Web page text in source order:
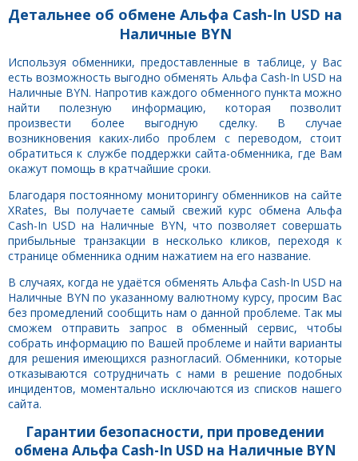
Детальнее об обмене Альфа Cash-In USD на
Наличные BYN
Используя обменники, предоставленные в таблице, у Вас
есть возможность выгодно обменять Альфа Cash-In USD на
Наличные BYN. Напротив каждого обменного пункта можно
найти полезную информацию, которая позволит
произвести более выгодную сделку. В случае
возникновения каких-либо проблем с переводом, стоит
обратиться к службе поддержки сайта-обменника, где Вам
окажут помощь в кратчайшие сроки.
Благодаря постоянному мониторингу обменников на сайте
XRates, Вы получаете самый свежий курс обмена Альфа
Cash-In USD на Наличные BYN, что позволяет совершать
прибыльные транзакции в несколько кликов, переходя к
странице обменника одним нажатием на его название.
В случаях, когда не удаётся обменять Альфа Cash-In USD на
Наличные BYN по указанному валютному курсу, просим Вас
без промедлений сообщить нам о данной проблеме. Так мы
сможем отправить запрос в обменный сервис, чтобы
собрать информацию по Вашей проблеме и найти варианты
для решения имеющихся разногласий. Обменники, которые
отказываются сотрудничать с нами в решение подобных
инцидентов, моментально исключаются из списков нашего
сайта.
Гарантии безопасности, при проведении
обмена Альфа Cash-In USD на Наличные BYN